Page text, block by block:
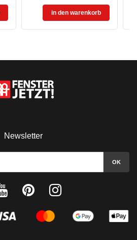
in den warenkorb
Newsletter